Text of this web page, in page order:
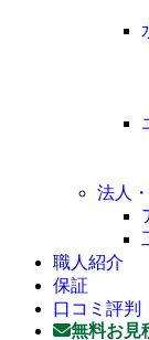
法人
職人紹介
保証
口コミ評判
無料お見